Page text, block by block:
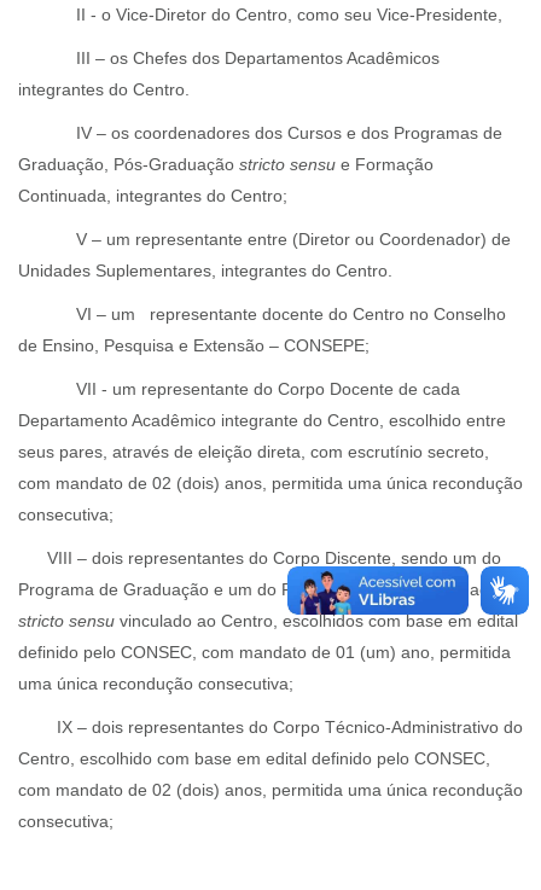
II - o Vice-Diretor do Centro, como seu Vice-Presidente,
III – os Chefes dos Departamentos Acadêmicos
integrantes do Centro.
IV – os coordenadores dos Cursos e dos Programas de
Graduação, Pós-Graduação stricto sensu e Formação
Continuada, integrantes do Centro;
V – um representante entre (Diretor ou Coordenador) de
Unidades Suplementares, integrantes do Centro.
VI – um representante docente do Centro no Conselho
de Ensino, Pesquisa e Extensão – CONSEPE;
VII - um representante do Corpo Docente de cada
Departamento Acadêmico integrante do Centro, escolhido entre
seus pares, através de eleição direta, com escrutínio secreto,
com mandato de 02 (dois) anos, permitida uma única recondução
consecutiva;
VIII – dois representantes do Corpo Discente, sendo um do
Programa de Graduação e um do Programa de Pós-Graduação
stricto sensu vinculado ao Centro, escolhidos com base em edital
definido pelo CONSEC, com mandato de 01 (um) ano, permitida
uma única recondução consecutiva;
IX – dois representantes do Corpo Técnico-Administrativo do
Centro, escolhido com base em edital definido pelo CONSEC,
com mandato de 02 (dois) anos, permitida uma única recondução
consecutiva;